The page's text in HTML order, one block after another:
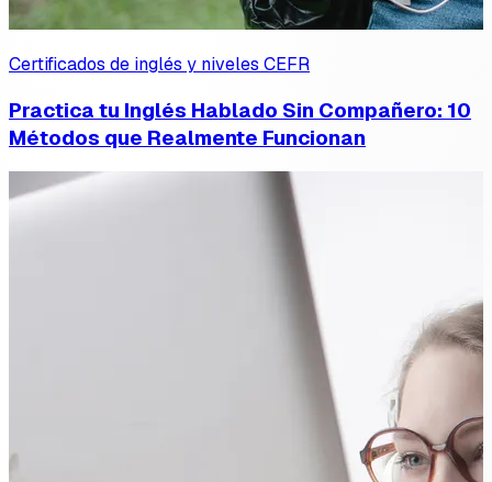
Certificados de inglés y niveles CEFR
Practica tu Inglés Hablado Sin Compañero: 10
Métodos que Realmente Funcionan